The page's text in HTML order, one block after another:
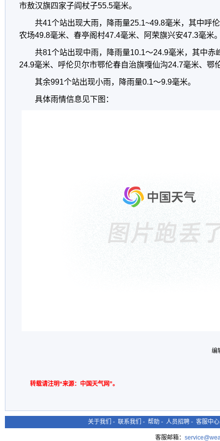
市敖汉旗四家子阎杖子55.5毫米。
共41个站出现大雨，降雨量25.1~49.8毫米，其中呼伦
农场49.8毫米、春亭阁村47.4毫米、阿荣旗兴安47.3毫米
共81个站出现中雨，降雨量10.1～24.9毫米，其中赤
24.9毫米、呼伦贝尔市鄂伦春自治旗嘎仙沟24.7毫米、鄂
其余991个站出现小雨，降雨量0.1～9.9毫米。
具体雨情信息见下图：
编
转载请注明“来源：中国天气网”。
关于我们 - 联系我们 - 帮助 - 人员招聘 - 客服中心
客服邮箱：